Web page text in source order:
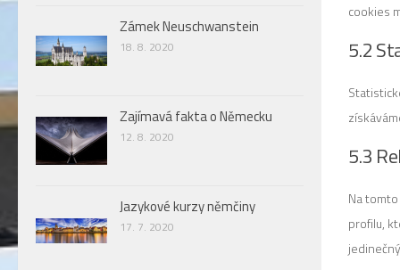
cookies
5.2
5.3
Na
profilu,
Zámek Neuschwanstein
18. 8. 2020
Zajímavá fakta o Německu
12. 8. 2020
Jazykové kurzy němčiny
17. 7. 2020